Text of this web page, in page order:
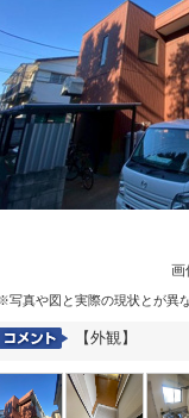
画
写真や図と実際の現状とが異
【外観】